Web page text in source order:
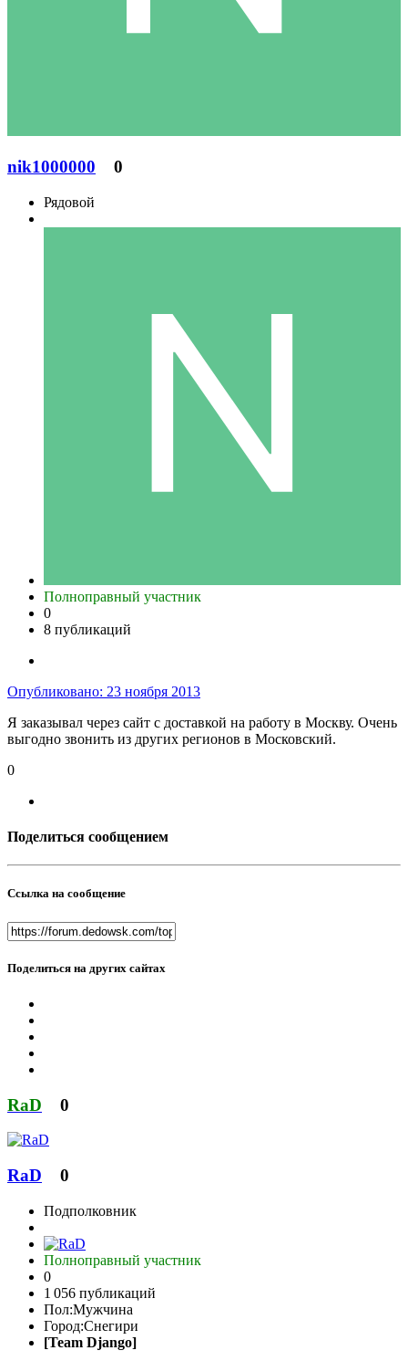
nik1000000 0
Рядовой
Полноправный участник
0
8 публикаций
Опубликовано: 23 ноября 2013
Я заказывал через сайт с доставкой на работу в Москву. Очень
выгодно звонить из других регионов в Московский.
0
Поделиться сообщением
Ссылка на сообщение
Поделиться на других сайтах
RaD 0
RaD 0
Подполковник
Полноправный участник
0
1 056 публикаций
Пол:Мужчина
Город:Снегири
[Team Django]